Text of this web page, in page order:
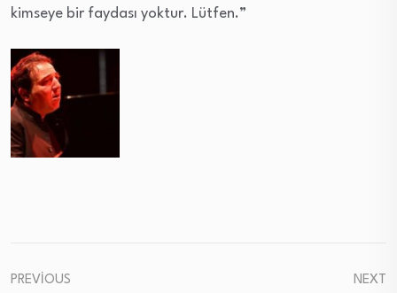
kimseye bir faydası yoktur. Lütfen.”
PREVIOUS
NEXT